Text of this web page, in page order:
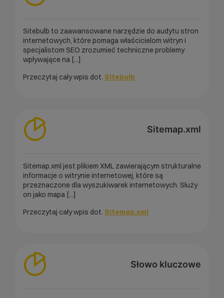
Sitebulb to zaawansowane narzędzie do audytu stron
internetowych, które pomaga właścicielom witryn i
specjalistom SEO zrozumieć techniczne problemy
wpływające na [...]
Przeczytaj cały wpis dot. Sitebulb
Sitemap.xml
Sitemap.xml jest plikiem XML zawierającym strukturalne
informacje o witrynie internetowej, które są
przeznaczone dla wyszukiwarek internetowych. Służy
on jako mapa [...]
Przeczytaj cały wpis dot. Sitemap.xml
Słowo kluczowe